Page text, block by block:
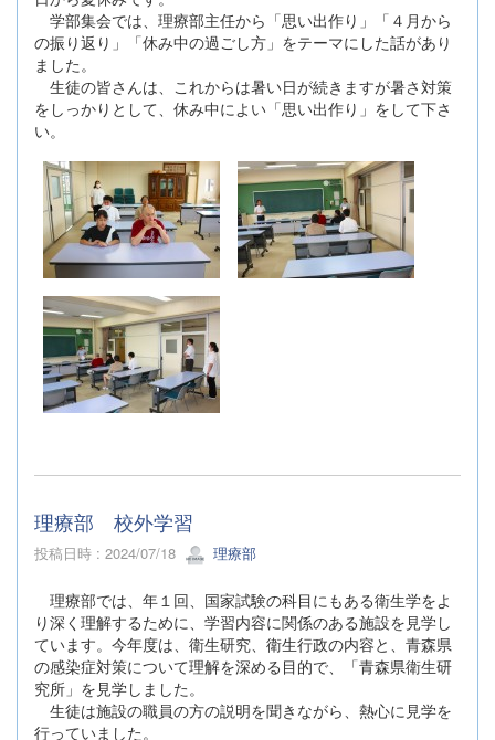
学部集会では、理療部主任から「思い出作り」「４月から
の振り返り」「休み中の過ごし方」をテーマにした話があり
ました。
生徒の皆さんは、これからは暑い日が続きますが暑さ対策
をしっかりとして、休み中によい「思い出作り」をして下さ
い。
理療部 校外学習
投稿日時 : 2024/07/18 理療部
理療部では、年１回、国家試験の科目にもある衛生学をよ
り深く理解するために、学習内容に関係のある施設を見学し
ています。今年度は、衛生研究、衛生行政の内容と、青森県
の感染症対策について理解を深める目的で、「青森県衛生研
究所」を見学しました。
生徒は施設の職員の方の説明を聞きながら、熱心に見学を
行っていました。